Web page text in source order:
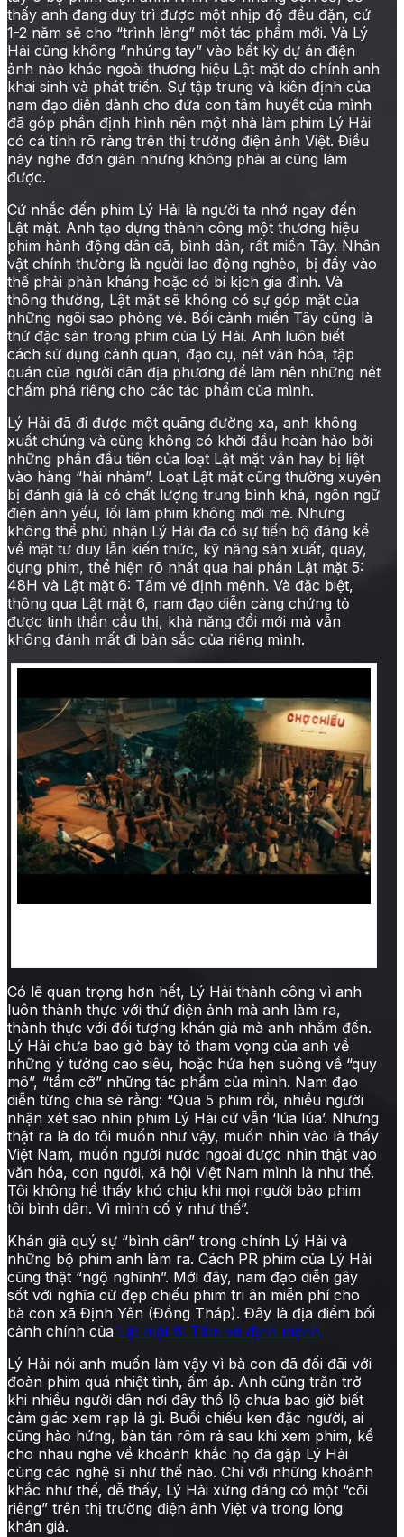
thấy anh đang duy trì được một nhịp độ đều đặn, cứ
1-2 năm sẽ cho “trình làng” một tác phẩm mới. Và Lý
Hải cũng không “nhúng tay” vào bất kỳ dự án điện
ảnh nào khác ngoài thương hiệu Lật mặt do chính anh
khai sinh và phát triển. Sự tập trung và kiên định của
nam đạo diễn dành cho đứa con tâm huyết của mình
đã góp phần định hình nên một nhà làm phim Lý Hải
có cá tính rõ ràng trên thị trường điện ảnh Việt. Điều
này nghe đơn giản nhưng không phải ai cũng làm
được.
Cứ nhắc đến phim Lý Hải là người ta nhớ ngay đến
Lật mặt. Anh tạo dựng thành công một thương hiệu
phim hành động dân dã, bình dân, rất miền Tây. Nhân
vật chính thường là người lao động nghèo, bị đẩy vào
thế phải phản kháng hoặc có bi kịch gia đình. Và
thông thường, Lật mặt sẽ không có sự góp mặt của
những ngôi sao phòng vé. Bối cảnh miền Tây cũng là
thứ đặc sản trong phim của Lý Hải. Anh luôn biết
cách sử dụng cảnh quan, đạo cụ, nét văn hóa, tập
quán của người dân địa phương để làm nên những nét
chấm phá riêng cho các tác phẩm của mình.
Lý Hải đã đi được một quãng đường xa, anh không
xuất chúng và cũng không có khởi đầu hoàn hảo bởi
những phần đầu tiên của loạt Lật mặt vẫn hay bị liệt
vào hàng “hài nhảm”. Loạt Lật mặt cũng thường xuyên
bị đánh giá là có chất lượng trung bình khá, ngôn ngữ
điện ảnh yếu, lối làm phim không mới mẻ. Nhưng
không thể phủ nhận Lý Hải đã có sự tiến bộ đáng kể
về mặt tư duy lẫn kiến thức, kỹ năng sản xuất, quay,
dựng phim, thể hiện rõ nhất qua hai phần Lật mặt 5:
48H và Lật mặt 6: Tấm vé định mệnh. Và đặc biệt,
thông qua Lật mặt 6, nam đạo diễn càng chứng tỏ
được tinh thần cầu thị, khả năng đổi mới mà vẫn
không đánh mất đi bản sắc của riêng mình.
Có lẽ quan trọng hơn hết, Lý Hải thành công vì anh
luôn thành thực với thứ điện ảnh mà anh làm ra,
thành thực với đối tượng khán giả mà anh nhắm đến.
Lý Hải chưa bao giờ bày tỏ tham vọng của anh về
những ý tưởng cao siêu, hoặc hứa hẹn suông về “quy
mô”, “tầm cỡ” những tác phẩm của mình. Nam đạo
diễn từng chia sẻ rằng: “Qua 5 phim rồi, nhiều người
nhận xét sao nhìn phim Lý Hải cứ vẫn ‘lúa lúa’. Nhưng
thật ra là do tôi muốn như vậy, muốn nhìn vào là thấy
Việt Nam, muốn người nước ngoài được nhìn thật vào
văn hóa, con người, xã hội Việt Nam mình là như thế.
Tôi không hề thấy khó chịu khi mọi người bảo phim
tôi bình dân. Vì mình cố ý như thế”.
Khán giả quý sự “bình dân” trong chính Lý Hải và
những bộ phim anh làm ra. Cách PR phim của Lý Hải
cũng thật “ngộ nghĩnh”. Mới đây, nam đạo diễn gây
sốt với nghĩa cử đẹp chiếu phim tri ân miễn phí cho
bà con xã Định Yên (Đồng Tháp). Đây là địa điểm bối
cảnh chính của Lật mặt 6: Tấm vé định mệnh.
Lý Hải nói anh muốn làm vậy vì bà con đã đối đãi với
đoàn phim quá nhiệt tình, ấm áp. Anh cũng trăn trở
khi nhiều người dân nơi đây thổ lộ chưa bao giờ biết
cảm giác xem rạp là gì. Buổi chiếu ken đặc người, ai
cũng hào hứng, bàn tán rôm rả sau khi xem phim, kể
cho nhau nghe về khoảnh khắc họ đã gặp Lý Hải
cùng các nghệ sĩ như thế nào. Chỉ với những khoảnh
khắc như thế, dễ thấy, Lý Hải xứng đáng có một “cõi
riêng” trên thị trường điện ảnh Việt và trong lòng
khán giả.